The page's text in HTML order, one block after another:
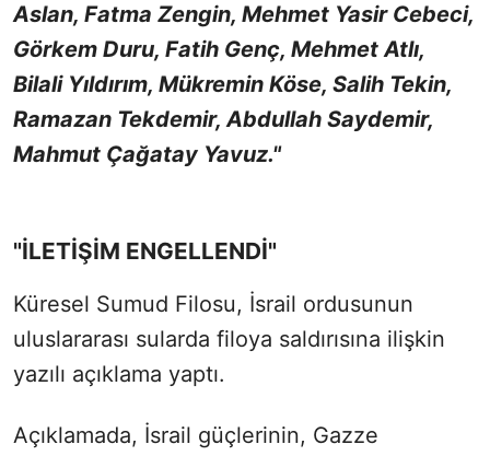
Aslan, Fatma Zengin, Mehmet Yasir Cebeci,
Görkem Duru, Fatih Genç, Mehmet Atlı,
Bilali Yıldırım, Mükremin Köse, Salih Tekin,
Ramazan Tekdemir, Abdullah Saydemir,
Mahmut Çağatay Yavuz."
"İLETİŞİM ENGELLENDİ"
Küresel Sumud Filosu, İsrail ordusunun
uluslararası sularda filoya saldırısına ilişkin
yazılı açıklama yaptı.
Açıklamada, İsrail güçlerinin, Gazze